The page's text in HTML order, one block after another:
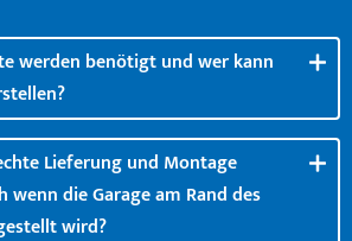
werden benötigt und wer kann
Lieferung und Montage
die Garage am Rand des
wird?